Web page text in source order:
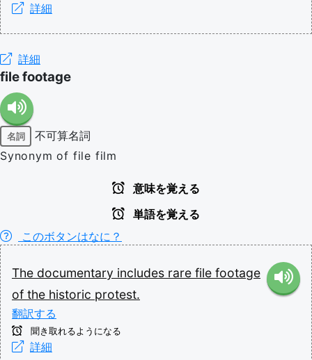
詳細
詳細
file footage
名詞
不可算名詞
Synonym of file film
意味を覚える
単語を覚える
このボタンはなに？
The documentary includes rare file footage
of the historic protest.
翻訳する
聞き取れるようになる
詳細